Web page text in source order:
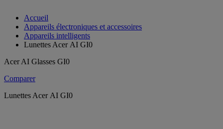
Accueil
Appareils électroniques et accessoires
Appareils intelligents
Lunettes Acer AI GI0
Acer AI Glasses GI0
Comparer
Lunettes Acer AI GI0